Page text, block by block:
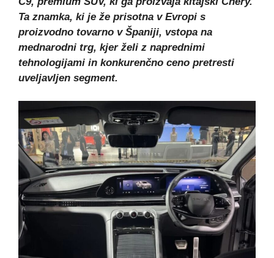
Ta znamka, ki je že prisotna v Evropi s
proizvodno tovarno v Španiji, vstopa na
mednarodni trg, kjer želi z naprednimi
tehnologijami in konkurenčno ceno pretresti
uveljavljen segment.